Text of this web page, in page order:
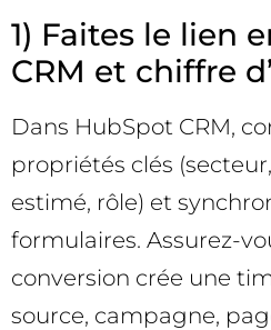
1) Faites le lien
CRM et chiffre
Dans HubSpot CRM,
propriétés clés
estimé, rôle) et
formulaires. Assurez-
conversion crée une
source, campagne,